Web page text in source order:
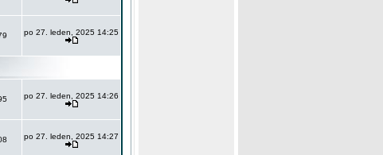
po 27. leden, 2025 14:25
po 27. leden, 2025 14:26
po 27. leden, 2025 14:27